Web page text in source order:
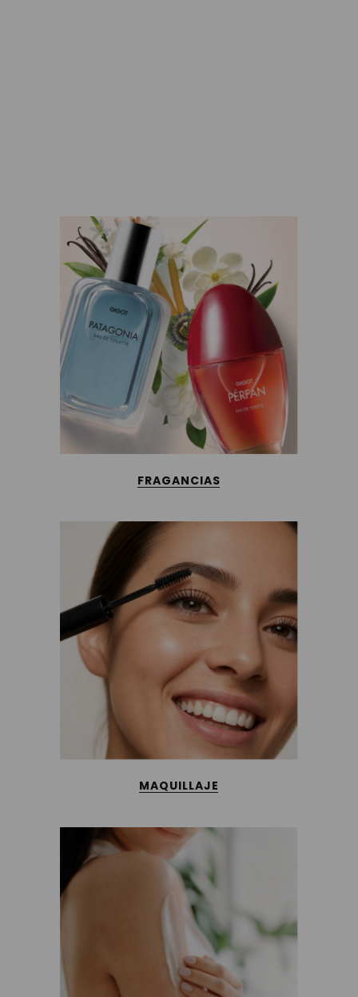
FRAGANCIAS
MAQUILLAJE